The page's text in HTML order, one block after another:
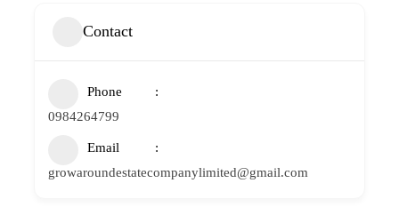
Contact
Phone
0984264799
Email
growaroundestatecompanylimited@gmail.com